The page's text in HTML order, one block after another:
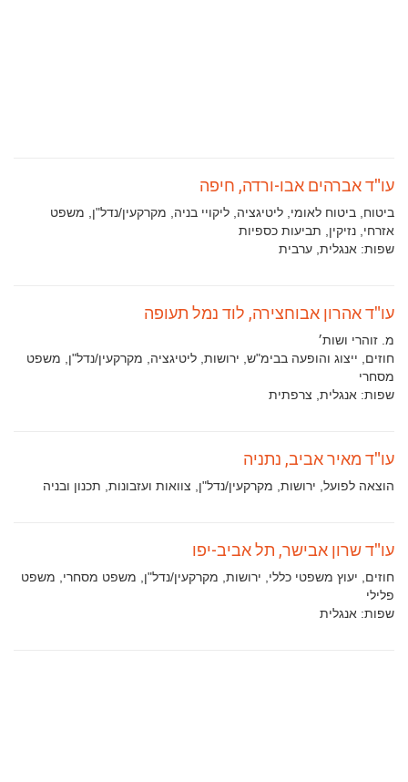
עו"ד אברהים אבו-ורדה, חיפה
תחומי
עיסוק:
ביטוח, ביטוח לאומי, ליטיגציה, ליקויי בניה, מקרקעין/נדל"ן, משפט
אזרחי, נזיקין, תביעות כספיות
שפות: אנגלית, ערבית
עו"ד אהרון אבוחצירה, לוד נמל תעופה
מ. זוהרי ושות׳
תחומי
עיסוק:
חוזים, ייצוג והופעה בבימ"ש, ירושות, ליטיגציה, מקרקעין/נדל"ן, משפט
מסחרי
שפות: אנגלית, צרפתית
עו"ד מאיר אביב, נתניה
תחומי
הוצאה לפועל, ירושות, מקרקעין/נדל"ן, צוואות ועזבונות, תכנון ובניה
עו"ד שרון אבישר, תל אביב-יפו
תחומי
עיסוק:
חוזים, יעוץ משפטי כללי, ירושות, מקרקעין/נדל"ן, משפט מסחרי, משפט
פלילי
שפות: אנגלית